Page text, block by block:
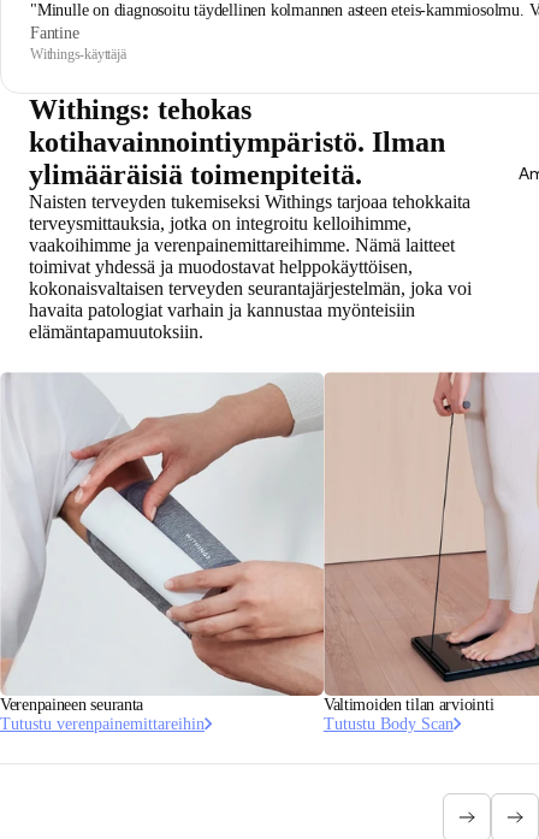
"Minulle on diagnosoitu täydellinen kolmannen asteen eteis-kammiosolmu.
Fantine
Withings-käyttäjä
Withings: tehokas
kotihavainnointiympäristö. Ilman
ylimääräisiä toimenpiteitä.
Naisten terveyden tukemiseksi Withings tarjoaa tehokkaita
terveysmittauksia, jotka on integroitu kelloihimme,
vaakoihimme ja verenpainemittareihimme. Nämä laitteet
toimivat yhdessä ja muodostavat helppokäyttöisen,
kokonaisvaltaisen terveyden seurantajärjestelmän, joka voi
havaita patologiat varhain ja kannustaa myönteisiin
elämäntapamuutoksiin.
Verenpaineen seuranta
Tutustu verenpainemittareihin
Valtimoiden tilan arviointi
Tutustu Body Scan